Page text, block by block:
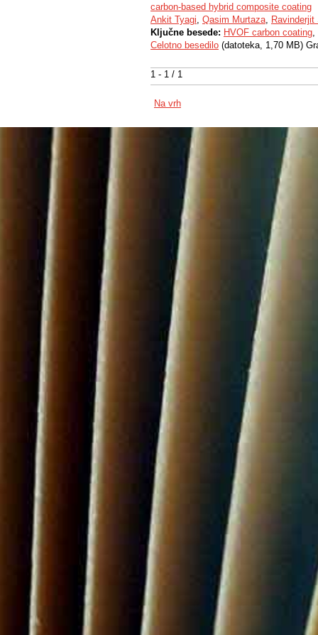
1 - 1 / 1
carbon-based hybrid composite coating
Ankit Tyagi, Qasim Murtaza, Ravinderjit
Ključne besede: HVOF carbon coating,
Celotno besedilo (datoteka, 1,70 MB)
Na vrh